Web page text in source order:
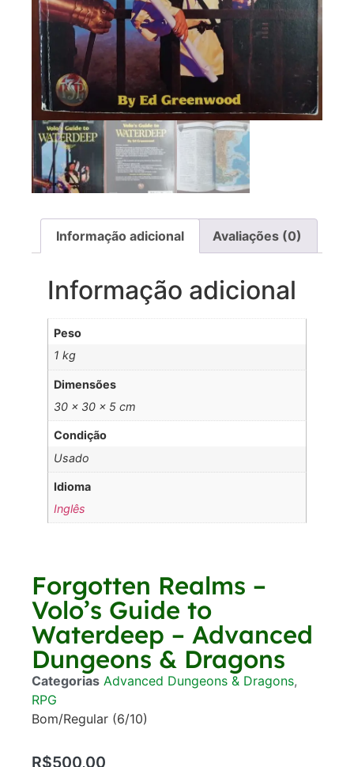
Informação adicional Avaliações (0)
Informação adicional
Peso
1 kg
Dimensões
30 × 30 × 5 cm
Condição
Usado
Idioma
Inglês
Forgotten Realms –
Volo’s Guide to
Waterdeep – Advanced
Dungeons & Dragons
Categorias Advanced Dungeons & Dragons,
RPG
Bom/Regular (6/10)
R$500,00